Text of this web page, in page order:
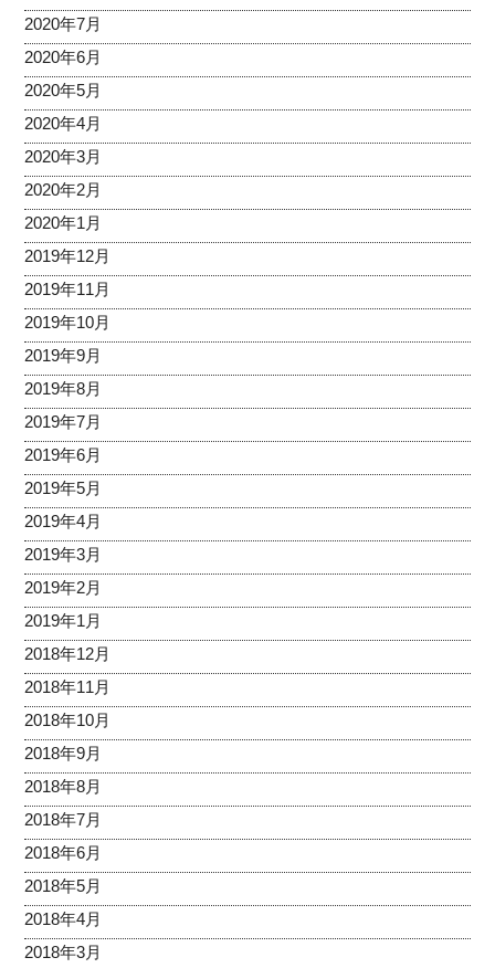
2020年7月
2020年6月
2020年5月
2020年4月
2020年3月
2020年2月
2020年1月
2019年12月
2019年11月
2019年10月
2019年9月
2019年8月
2019年7月
2019年6月
2019年5月
2019年4月
2019年3月
2019年2月
2019年1月
2018年12月
2018年11月
2018年10月
2018年9月
2018年8月
2018年7月
2018年6月
2018年5月
2018年4月
2018年3月